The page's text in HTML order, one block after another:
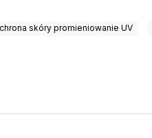
skóry promieniowanie UV